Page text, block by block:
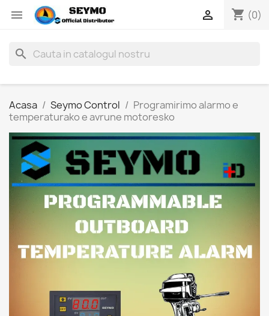
 shopping_cart (0)

search
Acasa Seymo Control
Programirimo alarmo e
temperaturako e avrune motoresko